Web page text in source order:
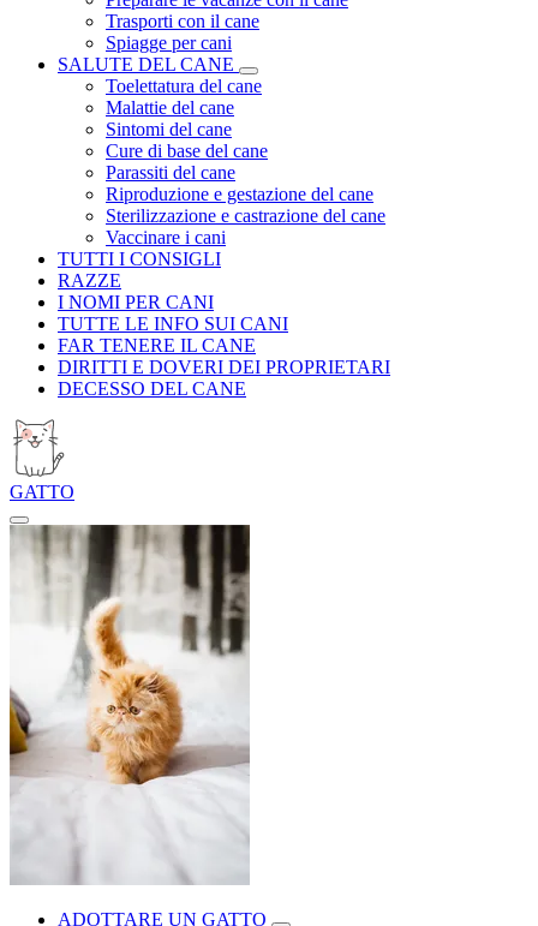
Trasporti con il cane
Spiagge per cani
SALUTE DEL CANE
Toelettatura del cane
Malattie del cane
Sintomi del cane
Cure di base del cane
Parassiti del cane
Riproduzione e gestazione del cane
Sterilizzazione e castrazione del cane
Vaccinare i cani
TUTTI I CONSIGLI
RAZZE
I NOMI PER CANI
TUTTE LE INFO SUI CANI
FAR TENERE IL CANE
DIRITTI E DOVERI DEI PROPRIETARI
DECESSO DEL CANE
GATTO
ADOTTARE UN GATTO